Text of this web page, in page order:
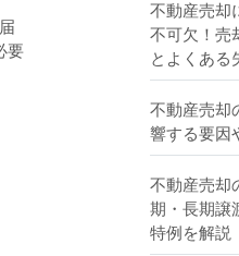
要
不動産売却
不可欠！売
とよくある
不動産売却
響する要因
不動産売却
期・長期譲
特例を解説